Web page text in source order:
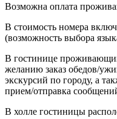
Возможна оплата
В стоимость номера
(возможность выбора
В гостинице проживающим
желанию заказ обедов/
экскурсий по городу, а
прием/отправка
В холле гостиницы